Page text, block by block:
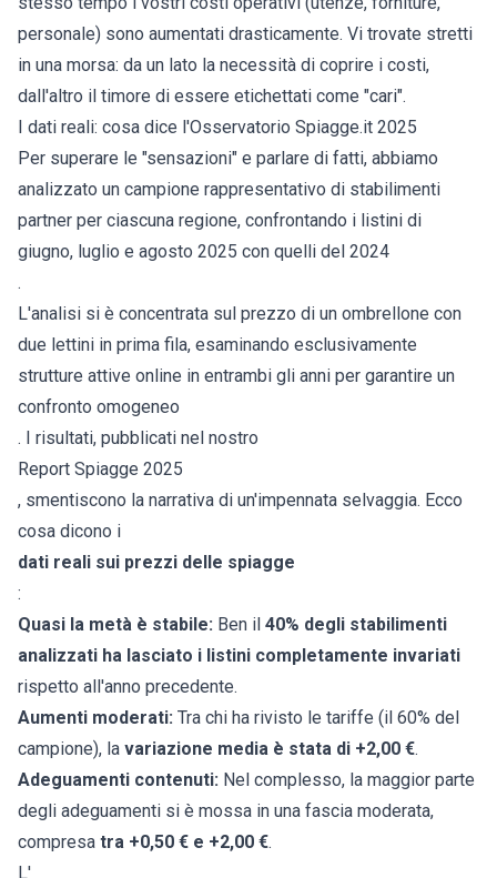
personale) sono aumentati drasticamente. Vi trovate stretti
in una morsa: da un lato la necessità di coprire i costi,
dall'altro il timore di essere etichettati come "cari".
I dati reali: cosa dice l'Osservatorio Spiagge.it 2025
Per superare le "sensazioni" e parlare di fatti, abbiamo
analizzato un campione rappresentativo di stabilimenti
partner per ciascuna regione, confrontando i listini di
giugno, luglio e agosto 2025 con quelli del 2024
.
L'analisi si è concentrata sul prezzo di un ombrellone con
due lettini in prima fila, esaminando esclusivamente
strutture attive online in entrambi gli anni per garantire un
confronto omogeneo
. I risultati, pubblicati nel nostro
Report Spiagge 2025
, smentiscono la narrativa di un'impennata selvaggia. Ecco
cosa dicono i
dati reali sui prezzi delle spiagge
:
Quasi la metà è stabile: Ben il 40% degli stabilimenti
analizzati ha lasciato i listini completamente invariati
rispetto all'anno precedente.
Aumenti moderati: Tra chi ha rivisto le tariffe (il 60% del
campione), la variazione media è stata di +2,00 €.
Adeguamenti contenuti: Nel complesso, la maggior parte
degli adeguamenti si è mossa in una fascia moderata,
compresa tra +0,50 € e +2,00 €.
L'